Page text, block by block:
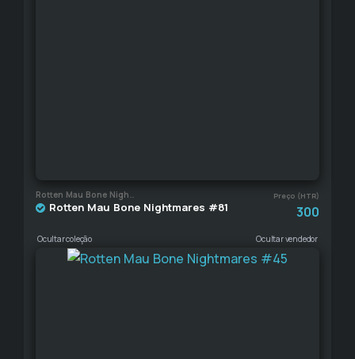
Rotten Mau Bone Nightmares Preço (HTR)
Rotten Mau Bone Nightmares #81 300
Ocultar coleção Ocultar vendedor